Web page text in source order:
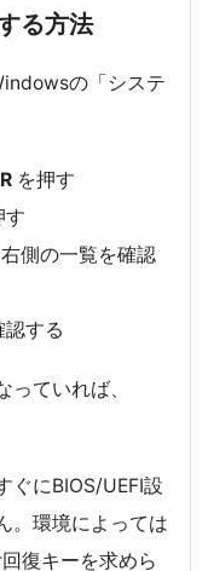
る方法
の「システ
を押す
す
側の一覧を確認
認する
ていれば、
ぐにBIOS/UEFI設
。環境によっては
復キーを求めら